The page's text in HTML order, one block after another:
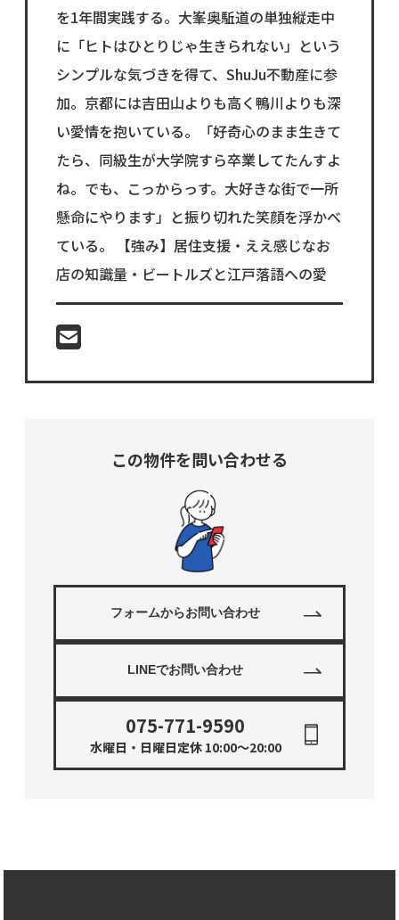
を1年間実践する。大峯奥駈道の単独縦走中
に「ヒトはひとりじゃ生きられない」という
シンプルな気づきを得て、ShuJu不動産に参
加。京都には吉田山よりも高く鴨川よりも深
い愛情を抱いている。「好奇心のまま生きて
たら、同級生が大学院すら卒業してたんすよ
ね。でも、こっからっす。大好きな街で一所
懸命にやります」と振り切れた笑顔を浮かべ
ている。 【強み】居住支援・ええ感じなお
店の知識量・ビートルズと江戸落語への愛
この物件を問い合わせる
フォームからお問い合わせ
LINEでお問い合わせ
075-771-9590
水曜日・日曜日定休 10:00〜20:00